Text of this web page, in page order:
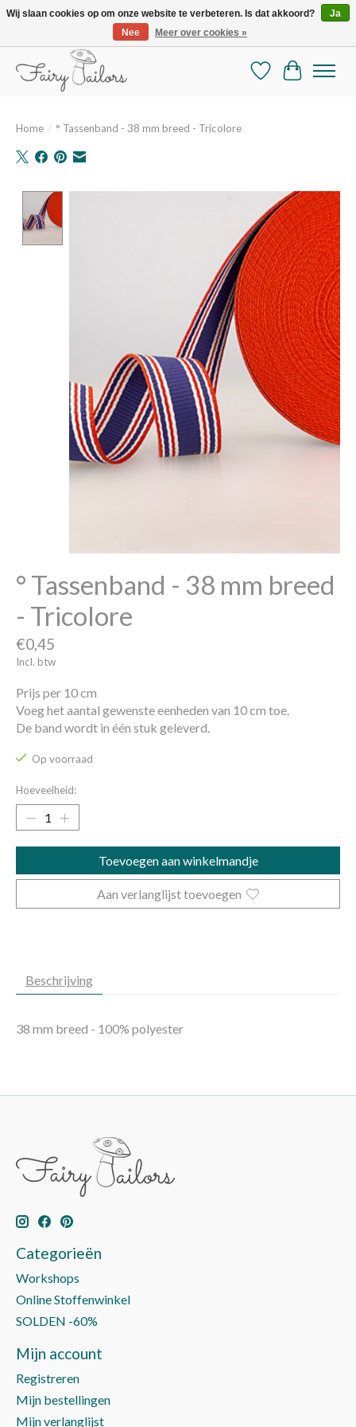
De mooiste online selectie stoffen en mercerie
Verlanglijst
Home / ° Tassenband - 38 mm breed - Tricolore
° Tassenband - 38 mm breed
- Tricolore
€0,45
Incl. btw
Prijs per 10 cm
Voeg het aantal gewenste eenheden van 10 cm toe.
De band wordt in één stuk geleverd.
Op voorraad
Hoeveelheid:
Toevoegen aan winkelmandje
Aan verlanglijst toevoegen
Beschrijving
38 mm breed - 100% polyester
Categorieën
Workshops
Online Stoffenwinkel
SOLDEN -60%
Mijn account
Registreren
Mijn bestellingen
Mijn verlanglijst
Wij slaan cookies op om onze website te verbeteren. Is dat akkoord?
Ja
Nee
Meer over cookies »